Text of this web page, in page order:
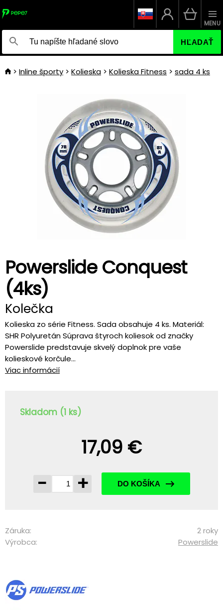
HĽADAŤ
MENU
Inline športy Kolieska Kolieska Fitness sada 4 ks
Powerslide Conquest
(4ks)
Kolečka
Kolieska zo série Fitness. Sada obsahuje 4 ks. Materiál:
SHR Polyuretán Súprava štyroch koliesok od značky
Powerslide predstavuje skvelý doplnok pre vaše
kolieskové korčule...
Viac informácií
Skladom (1 ks)
17,09 €
-
+ DO KOŠÍKA
Záruka:
2 roky
Výrobca:
Powerslide